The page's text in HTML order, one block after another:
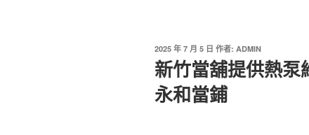
發
佈
於
2025 年 7 月 5 日 作者: ADMIN
新竹當舖提供熱泵
永和當鋪